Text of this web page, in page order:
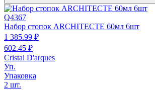
Q4367
Набор стопок ARCHITECTE 60мл 6шт
1 385.99 ₽
602.45 ₽
Cristal D'arques
Уп.
Упаковка
2 шт.